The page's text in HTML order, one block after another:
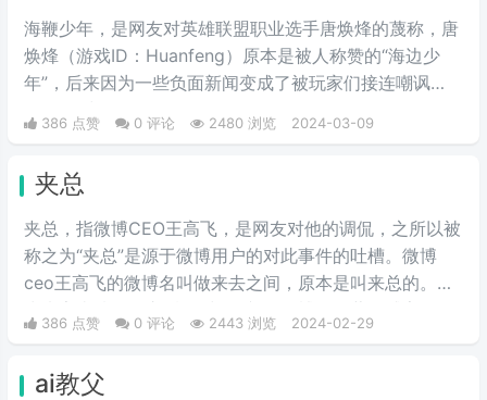
海鞭少年，是网友对英雄联盟职业选手唐焕烽的蔑称，唐
焕烽（游戏ID：Huanfeng）原本是被人称赞的“海边少
年”，后来因为一些负面新闻变成了被玩家们接连嘲讽
386 点赞 0 评论 2480 浏览 2024-03-09
夹总
夹总，指微博CEO王高飞，是网友对他的调侃，之所以被
称之为“夹总”是源于微博用户的对此事件的吐槽。微博
ceo王高飞的微博名叫做来去之间，原本是叫来总的。因
为称为“夹”，所以来去之间喜提夹总这一称号。
386 点赞 0 评论 2443 浏览 2024-02-29
ai教父